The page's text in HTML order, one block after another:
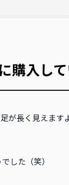
購入し
が長く見えま
した（笑）